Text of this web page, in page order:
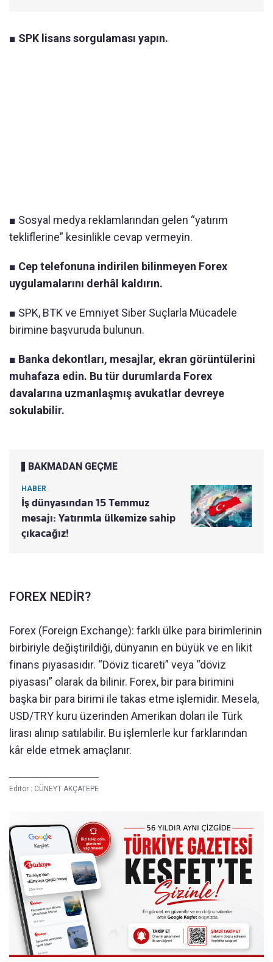
■ SPK lisans sorgulaması yapın.
■ Sosyal medya reklamlarından gelen “yatırım
tekliflerine” kesinlikle cevap vermeyin.
■ Cep telefonuna indirilen bilinmeyen Forex
uygulamalarını derhâl kaldırın.
■ SPK, BTK ve Emniyet Siber Suçlarla Mücadele
birimine başvuruda bulunun.
■ Banka dekontları, mesajlar, ekran görüntülerini
muhafaza edin. Bu tür durumlarda Forex
davalarına uzmanlaşmış avukatlar devreye
sokulabilir.
BAKMADAN GEÇME
HABER
İş dünyasından 15 Temmuz
mesajı: Yatırımla ülkemize sahip
çıkacağız!
FOREX NEDİR?
Forex (Foreign Exchange): farklı ülke para birimlerinin
birbiriyle değiştirildiği, dünyanın en büyük ve en likit
finans piyasasıdır. “Döviz ticareti” veya “döviz
piyasası” olarak da bilinir. Forex, bir para birimini
başka bir para birimi ile takas etme işlemidir. Mesela,
USD/TRY kuru üzerinden Amerikan doları ile Türk
lirası alınıp satılabilir. Bu işlemlerle kur farklarından
kâr elde etmek amaçlanır.
Editör : CÜNEYT AKÇATEPE